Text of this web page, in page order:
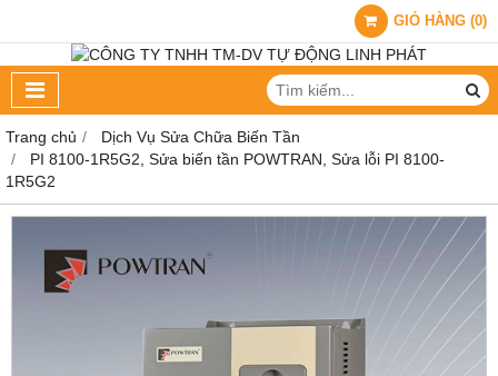
GIỎ HÀNG (0)
Trang chủ
Dịch Vụ Sửa Chữa Biến Tần
PI 8100-1R5G2, Sửa biến tần POWTRAN, Sửa lỗi PI 8100-
1R5G2